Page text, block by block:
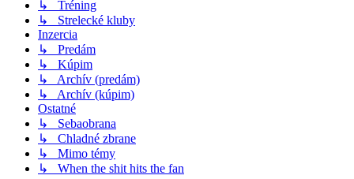
↳ Tréning
↳ Strelecké kluby
Inzercia
↳ Predám
↳ Kúpim
↳ Archív (predám)
↳ Archív (kúpim)
Ostatné
↳ Sebaobrana
↳ Chladné zbrane
↳ Mimo témy
↳ When the shit hits the fan